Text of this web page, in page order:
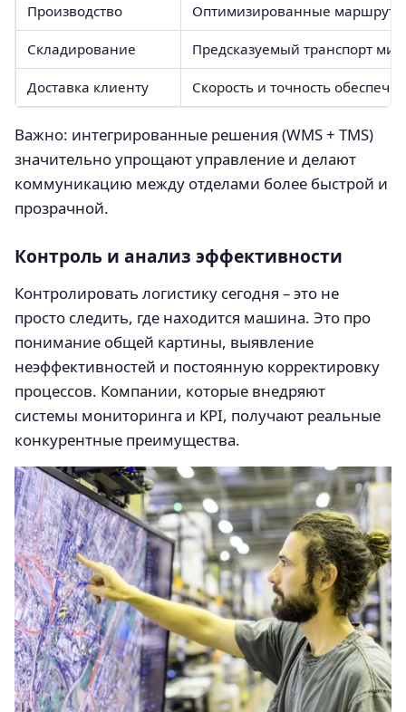
Производство Оптимизированные маршруты
Складирование Предсказуемый транспорт
Доставка клиенту Скорость и точность
Важно: интегрированные решения (WMS + TMS)
значительно упрощают управление и делают
коммуникацию между отделами более быстрой и
прозрачной.
Контроль и анализ эффективности
Контролировать логистику сегодня – это не
просто следить, где находится машина. Это про
понимание общей картины, выявление
неэффективностей и постоянную корректировку
процессов. Компании, которые внедряют
системы мониторинга и KPI, получают реальные
конкурентные преимущества.